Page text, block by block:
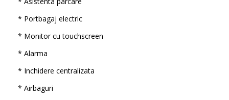
* Portbagaj electric
* Monitor cu touchscreen
* Alarma
* Inchidere centralizata
* Airbaguri